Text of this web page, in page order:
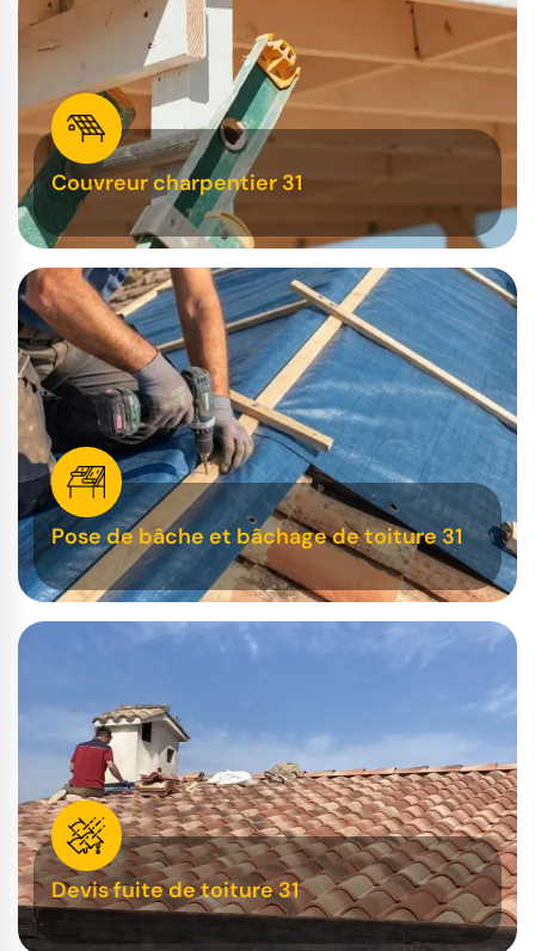
Couvreur charpentier 31
Pose de bâche et bâchage de toiture 31
Devis fuite de toiture 31